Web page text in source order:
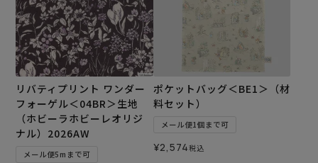
リバティプリント ワンダー
フォーゲル＜04BR＞生地
（ホビーラホビーレオリジ
ナル）2026AW
メール便5mまで可
ポケットバッグ＜BE1＞（材
料セット）
メール便1個まで可
¥2,574税込